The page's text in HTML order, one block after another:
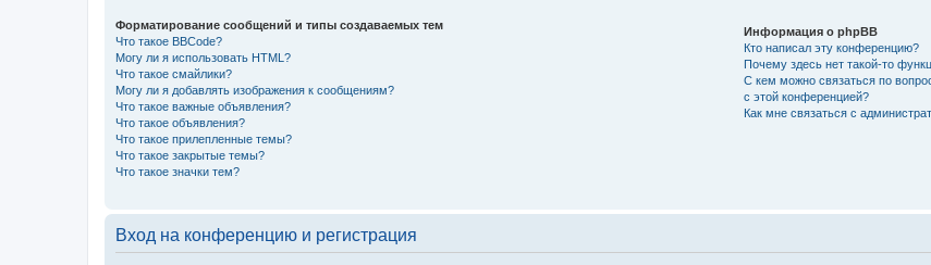
Форматирование сообщений и типы создаваемых тем
Что такое BBCode?
Могу ли я использовать HTML?
Что такое смайлики?
Могу ли я добавлять изображения к сообщениям?
Что такое важные объявления?
Что такое объявления?
Что такое прилепленные темы?
Что такое закрытые темы?
Что такое значки тем?
Информация о phpBB
Кто написал эту конференцию?
Почему здесь нет такой-то
С кем можно связаться по
с этой конференцией?
Как мне связаться с
Вход на конференцию и регистрация